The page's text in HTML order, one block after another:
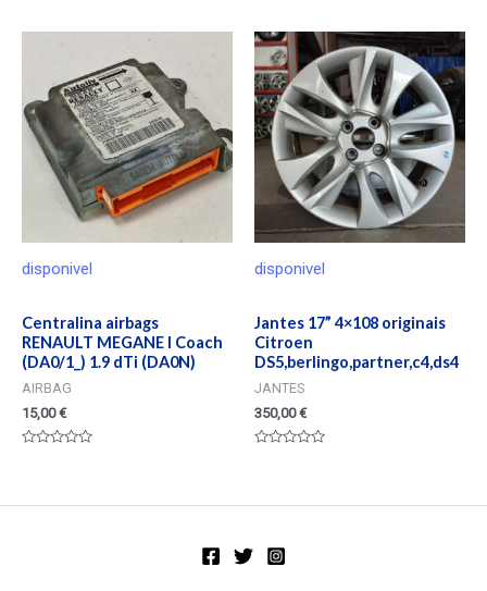
disponivel
Centralina airbags
RENAULT MEGANE I Coach
(DA0/1_) 1.9 dTi (DA0N)
AIRBAG
15,00€
5
disponivel
Jantes 17” 4×108 originais
Citroen
DS5,berlingo,partner,c4,ds4
JANTES
350,00€
5